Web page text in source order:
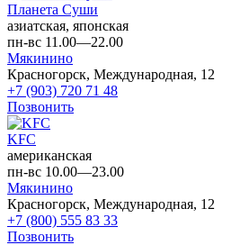
Планета Суши
азиатская, японская
пн-вс 11.00—22.00
Мякинино
Красногорск, Международная, 12
+7 (903) 720 71 48
Позвонить
KFC
американская
пн-вс 10.00—23.00
Мякинино
Красногорск, Международная, 12
+7 (800) 555 83 33
Позвонить